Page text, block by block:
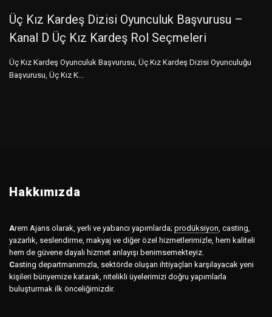
Üç Kız Kardeş Dizisi Oyunculuk Başvurusu –
Kanal D Üç Kız Kardeş Rol Seçmeleri
Üç Kız Kardeş Oyunculuk Başvurusu, Üç Kız Kardeş Dizisi Oyunculuğu
Başvurusu, Üç Kız K...
Hakkımızda
Arem Ajans olarak, yerli ve yabancı yapımlarda; prodüksiyon, casting,
yazarlık, seslendirme, makyaj ve diğer özel hizmetlerimizle, hem kaliteli
hem de güvene dayalı hizmet anlayışı benimsemekteyiz.
Casting departmanımızla, sektörde oluşan ihtiyaçları karşılayacak yeni
kişileri bünyemize katarak, nitelikli üyelerimizi doğru yapımlarla
buluşturmak ilk önceliğimizdir.